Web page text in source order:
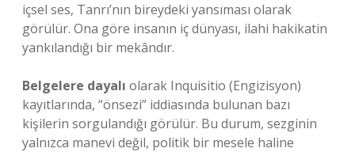
içsel ses, Tanrı’nın bireydeki yansıması olarak
görülür. Ona göre insanın iç dünyası, ilahi hakikatin
yankılandığı bir mekândır.
Belgelere dayalı olarak Inquisitio (Engizisyon)
kayıtlarında, “önsezi” iddiasında bulunan bazı
kişilerin sorgulandığı görülür. Bu durum, sezginin
yalnızca manevi değil, politik bir mesele haline